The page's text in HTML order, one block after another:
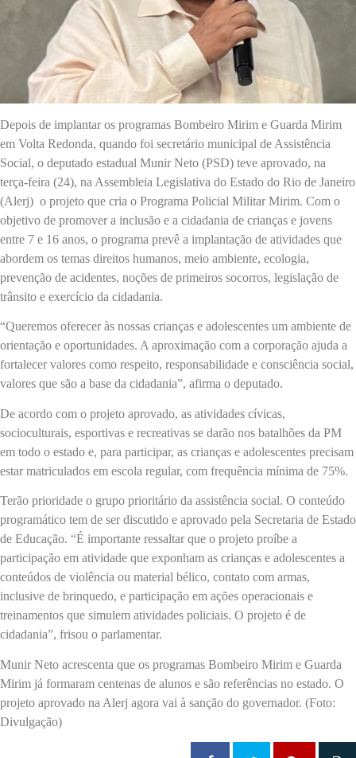
Depois de implantar os programas Bombeiro Mirim e Guarda Mirim
em Volta Redonda, quando foi secretário municipal de Assistência
Social, o deputado estadual Munir Neto (PSD) teve aprovado, na
terça-feira (24), na Assembleia Legislativa do Estado do Rio de Janeiro
(Alerj) o projeto que cria o Programa Policial Militar Mirim. Com o
objetivo de promover a inclusão e a cidadania de crianças e jovens
entre 7 e 16 anos, o programa prevê a implantação de atividades que
abordem os temas direitos humanos, meio ambiente, ecologia,
prevenção de acidentes, noções de primeiros socorros, legislação de
trânsito e exercício da cidadania.
“Queremos oferecer às nossas crianças e adolescentes um ambiente de
orientação e oportunidades. A aproximação com a corporação ajuda a
fortalecer valores como respeito, responsabilidade e consciência social,
valores que são a base da cidadania”, afirma o deputado.
De acordo com o projeto aprovado, as atividades cívicas,
socioculturais, esportivas e recreativas se darão nos batalhões da PM
em todo o estado e, para participar, as crianças e adolescentes precisam
estar matriculados em escola regular, com frequência mínima de 75%.
Terão prioridade o grupo prioritário da assistência social. O conteúdo
programático tem de ser discutido e aprovado pela Secretaria de Estado
de Educação. “É importante ressaltar que o projeto proíbe a
participação em atividade que exponham as crianças e adolescentes a
conteúdos de violência ou material bélico, contato com armas,
inclusive de brinquedo, e participação em ações operacionais e
treinamentos que simulem atividades policiais. O projeto é de
cidadania”, frisou o parlamentar.
Munir Neto acrescenta que os programas Bombeiro Mirim e Guarda
Mirim já formaram centenas de alunos e são referências no estado. O
projeto aprovado na Alerj agora vai à sanção do governador. (Foto:
Divulgação)